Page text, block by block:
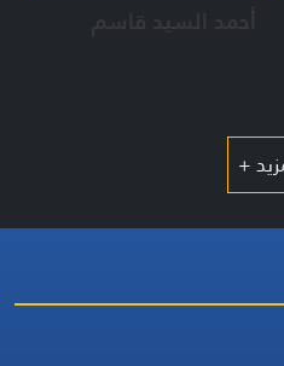
أحمد السيد قاسم
+